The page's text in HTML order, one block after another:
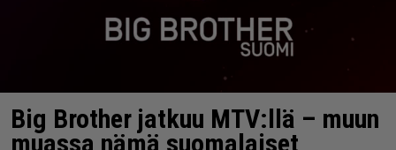
Big Brother jatkuu MTV:llä – muun
muassa nämä suomalaiset